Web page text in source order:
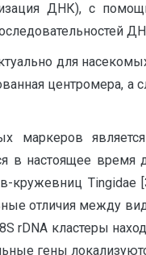
ДНК), с
для
центромера,
маркеров
в настоящее время
кружевниц
отличия между
rDNA кластеры
гены